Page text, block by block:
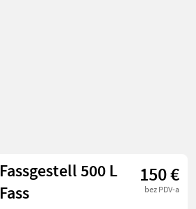
Fassgestell 500 L
Fass
150 €
bez PDV-a